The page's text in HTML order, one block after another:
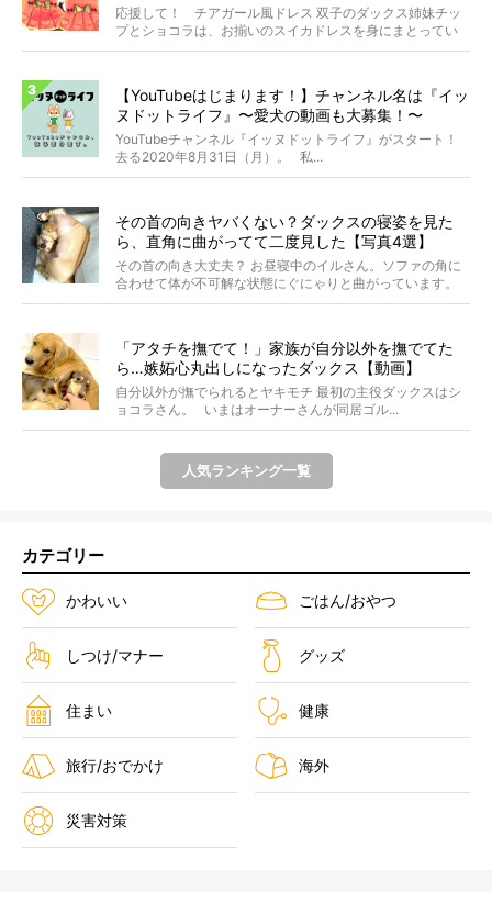
応援して！ チアガール風ドレス 双子のダックス姉妹チッ
プとショコラは、お揃いのスイカドレスを身にまとってい
ます...
【YouTubeはじまります！】チャンネル名は『イッ
ヌドットライフ』〜愛犬の動画も大募集！〜
YouTubeチャンネル『イッヌドットライフ』がスタート！
去る2020年8月31日（月）。 私...
その首の向きヤバくない？ダックスの寝姿を見た
ら、直角に曲がってて二度見した【写真4選】
その首の向き大丈夫？ お昼寝中のイルさん。ソファの角に
合わせて体が不可解な状態にぐにゃりと曲がっています。
&...
「アタチを撫でて！」家族が自分以外を撫でてた
ら…嫉妬心丸出しになったダックス【動画】
自分以外が撫でられるとヤキモチ 最初の主役ダックスはシ
ョコラさん。 いまはオーナーさんが同居ゴル...
人気ランキング一覧
カテゴリー
かわいい ごはん/おやつ
しつけ/マナー グッズ
住まい 健康
旅行/おでかけ 海外
災害対策